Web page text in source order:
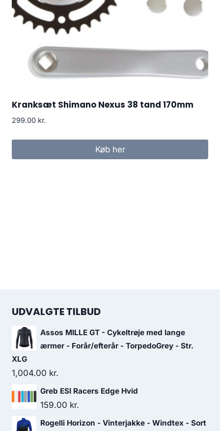
Kranksæt Shimano Nexus 38 tand 170mm
299.00 kr.
Køb her
UDVALGTE TILBUD
Assos MILLE GT - Cykeltrøje med lange
ærmer - Forår/efterår - TorpedoGrey - Str.
XLG
1,004.00 kr.
Greb ESI Racers Edge Hvid
159.00 kr.
Rogelli Horizon - Vinterjakke - Windtex - Sort